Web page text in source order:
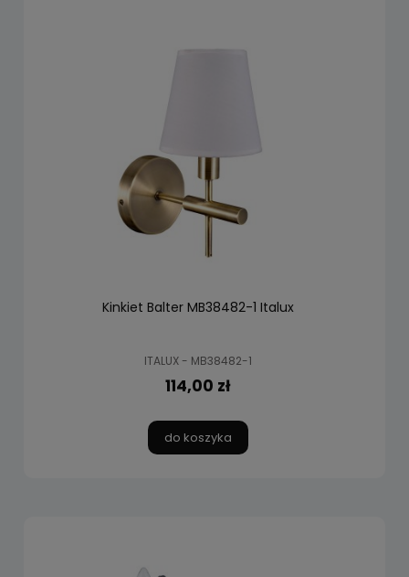
Kinkiet Balter MB38482-1 Italux
ITALUX - MB38482-1
114,00 zł
do koszyka